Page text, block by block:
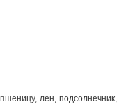
лен, подсолнечник,